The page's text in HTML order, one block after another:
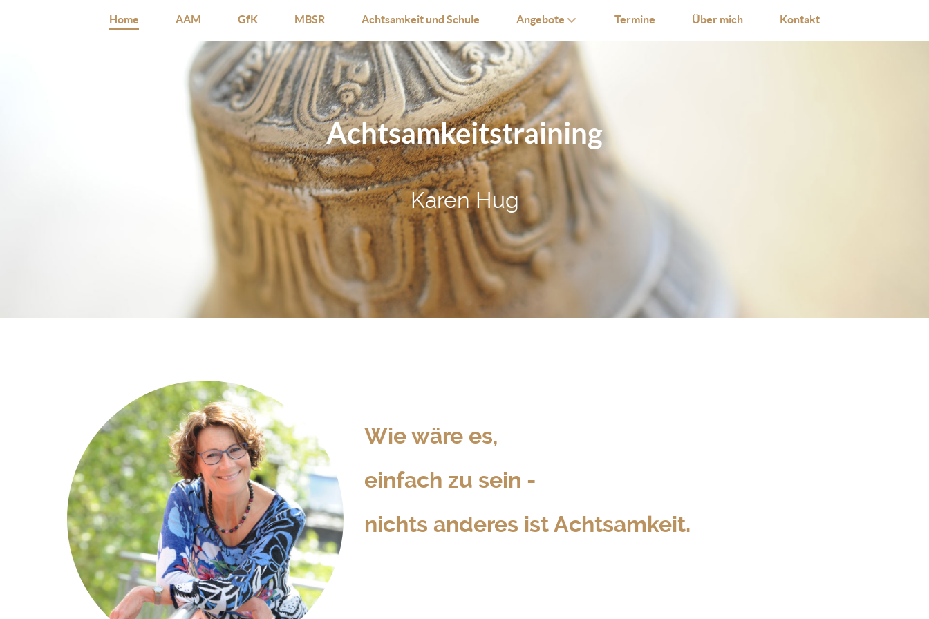
Home AAM GfK MBSR Achtsamkeit und Schule Angebote Termine Über mich Kontakt
Achtsamkeitstraining
Karen Hug
Wie wäre es,
einfach zu sein -
nichts anderes ist Achtsamkeit.